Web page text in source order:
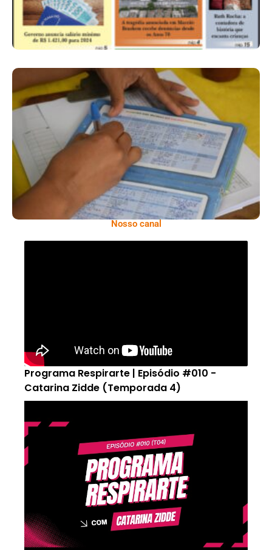
Profissional De Saúde Alerta Sobre A
Importância De Atualizar Cartão De
Vacinas Antes Das Viagens De Férias
Nosso canal
Programa Respirarte | Episódio #010 -
Catarina Zidde (Temporada 4)